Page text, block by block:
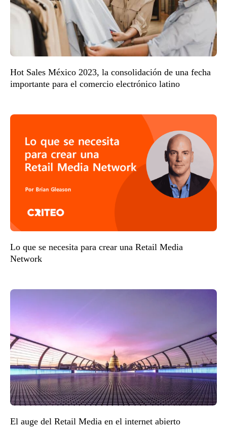
Hot Sales México 2023, la consolidación de una fecha
importante para el comercio electrónico latino
Lo que se necesita para crear una Retail Media
Network
El auge del Retail Media en el internet abierto